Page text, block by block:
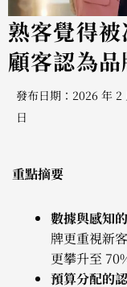
熟客覺得
顧客認為
發布日期：2026 年 2
日
重點摘要
數據與感知
牌更重視新
更攀升至
預算分配的